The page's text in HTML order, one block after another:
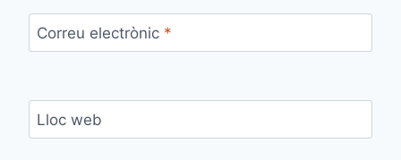
Correu electrònic *
Lloc web